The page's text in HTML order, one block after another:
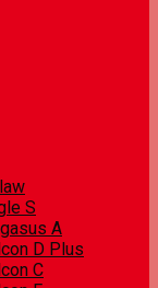
S
A
D Plus
C